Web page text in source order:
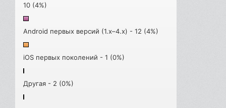
10 (4%)
Android первых версий (1.x–4.x) - 12 (4%)
iOS первых поколений - 1 (0%)
Другая - 2 (0%)